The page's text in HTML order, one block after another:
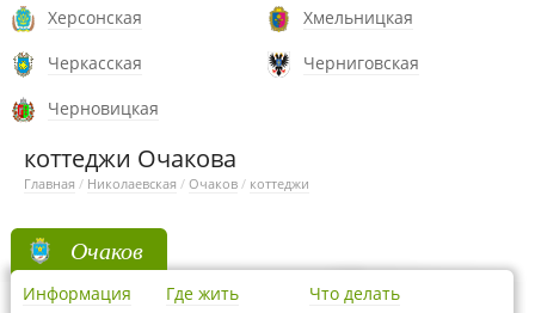
Херсонская
Хмельницкая
Черкасская
Черниговская
Черновицкая
коттеджи Очакова
Главная / Николаевская / Очаков / коттеджи
Очаков
Информация Где жить Что делать